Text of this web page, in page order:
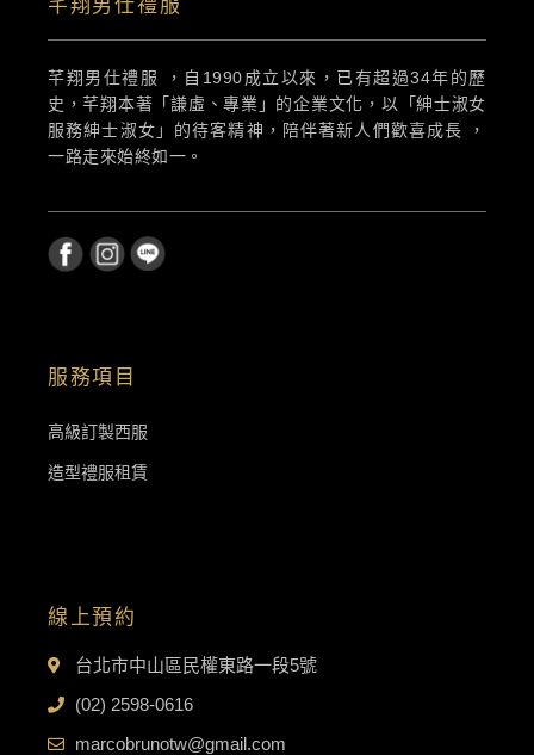
芊翔男仕禮服
芊翔男仕禮服 ，自1990成立以來，已有超過34年的歷
史，芊翔本著「謙虛、專業」的企業文化，以「紳士淑女
服務紳士淑女」的待客精神，陪伴著新人們歡喜成長 ，
一路走來始終如一。
服務項目
高級訂製西服
造型禮服租賃
線上預約
台北市中山區民權東路一段5號
(02) 2598-0616
marcobrunotw@gmail.com